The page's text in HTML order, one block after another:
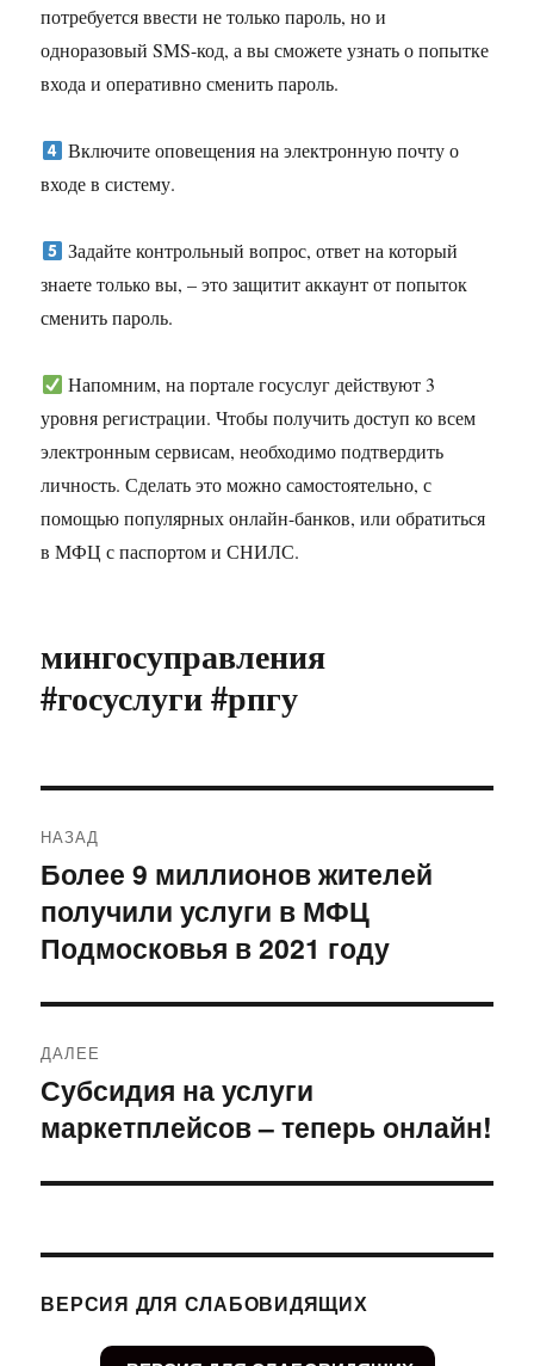
потребуется ввести не только пароль, но и
одноразовый SMS-код, а вы сможете узнать о попытке
входа и оперативно сменить пароль.
Включите оповещения на электронную почту о
входе в систему.
Задайте контрольный вопрос, ответ на который
знаете только вы, – это защитит аккаунт от попыток
сменить пароль.
Напомним, на портале госуслуг действуют 3
уровня регистрации. Чтобы получить доступ ко всем
электронным сервисам, необходимо подтвердить
личность. Сделать это можно самостоятельно, с
помощью популярных онлайн-банков, или обратиться
в МФЦ с паспортом и СНИЛС.
мингосуправления
#госуслуги #рпгу
по
записям
НАЗАД
Предыдущая
запись:
Более 9 миллионов жителей
получили услуги в МФЦ
Подмосковья в 2021 году
ДАЛЕЕ
Следующая
запись:
Субсидия на услуги
маркетплейсов – теперь онлайн!
ВЕРСИЯ ДЛЯ СЛАБОВИДЯЩИХ